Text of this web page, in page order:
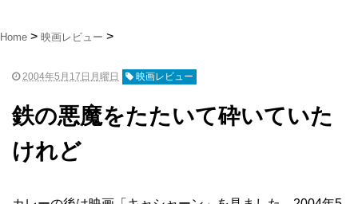
Home 映画レビュー
2004年5月17日月曜日 映画レビュー
鉄の悪魔をたたいて砕いていた
けれど